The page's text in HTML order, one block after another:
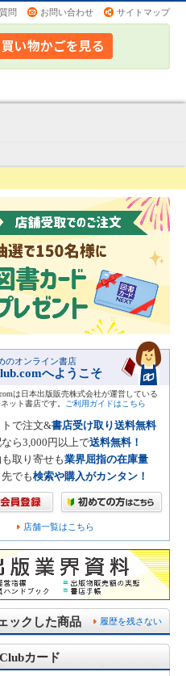
問 お問い合わせ サイトマップ
のオンライン書店
へようこそ
は日本出版販売株式会社が運営している
ット書店です。
ご利用ガイドはこちら
で注文&書店受け取り送料無料
ら3,000円以上で送料無料！
取り寄せも業界屈指の在庫量
でも検索や購入がカンタン！
店舗一覧はこちら
履歴を残さない
ックした商品
カード